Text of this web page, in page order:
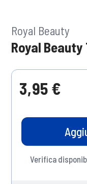
Royal Beauty
Royal
3,95 €
Verifica